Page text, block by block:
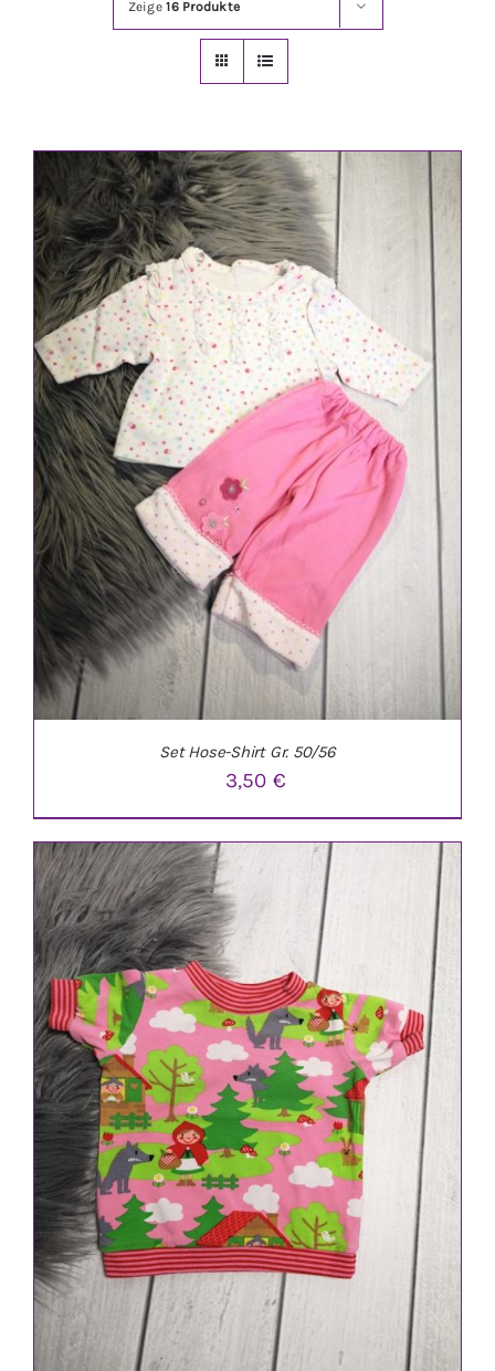
Accesoires
Schuhe / Socken
Spielzeug
Babyausstattung
Krims Krams
Zeige16 Produkte
IN DEN WARENKORB / DETAILS
Set Hose-Shirt Gr. 50/56
3,50€